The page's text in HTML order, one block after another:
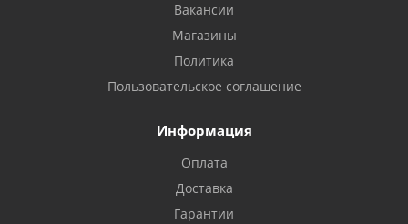
Вакансии
Магазины
Политика
Пользовательское соглашение
Информация
Оплата
Доставка
Гарантии